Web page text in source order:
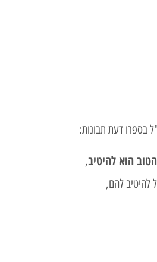
בספרו דעת תבונות:
הוא להיטיב,
להיטיב להם,